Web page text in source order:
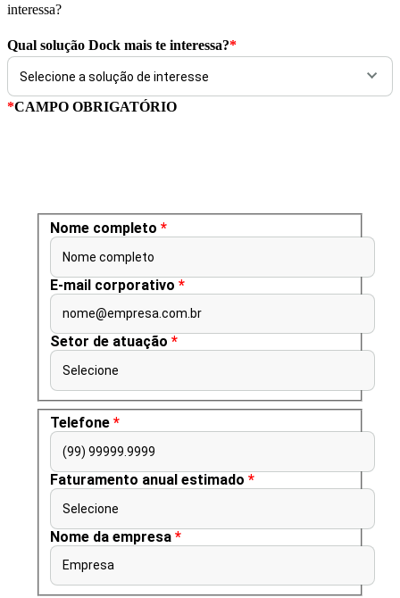
interessa?
Qual solução Dock mais te interessa?*
*CAMPO OBRIGATÓRIO
Nome completo *
Nome completo
E-mail corporativo *
nome@empresa.com.br
Setor de atuação *
Selecione
Telefone *
(99) 99999.9999
Faturamento anual estimado *
Selecione
Nome da empresa *
Empresa